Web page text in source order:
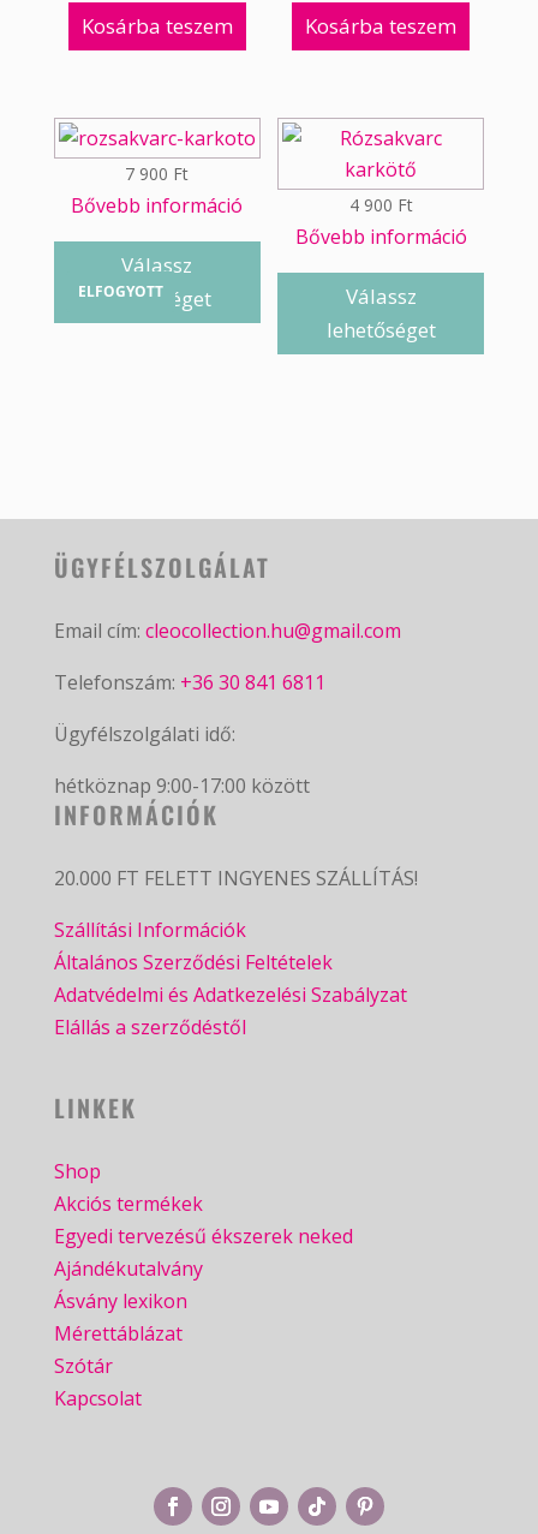
Kosárba teszem Kosárba teszem
ELFOGYOTT
7 900 Ft
Bővebb információ
Válassz
lehetőséget
4 900 Ft
Bővebb információ
Válassz
lehetőséget
ÜGYFÉLSZOLGÁLAT
Email cím: cleocollection.hu@gmail.com
Telefonszám: +36 30 841 6811
Ügyfélszolgálati idő:
hétköznap 9:00-17:00 között
INFORMÁCIÓK
20.000 FT FELETT INGYENES SZÁLLÍTÁS!
Szállítási Információk
Általános Szerződési Feltételek
Adatvédelmi és Adatkezelési Szabályzat
Elállás a szerződéstől
LINKEK
Shop
Akciós termékek
Egyedi tervezésű ékszerek neked
Ajándékutalvány
Ásvány lexikon
Mérettáblázat
Szótár
Kapcsolat